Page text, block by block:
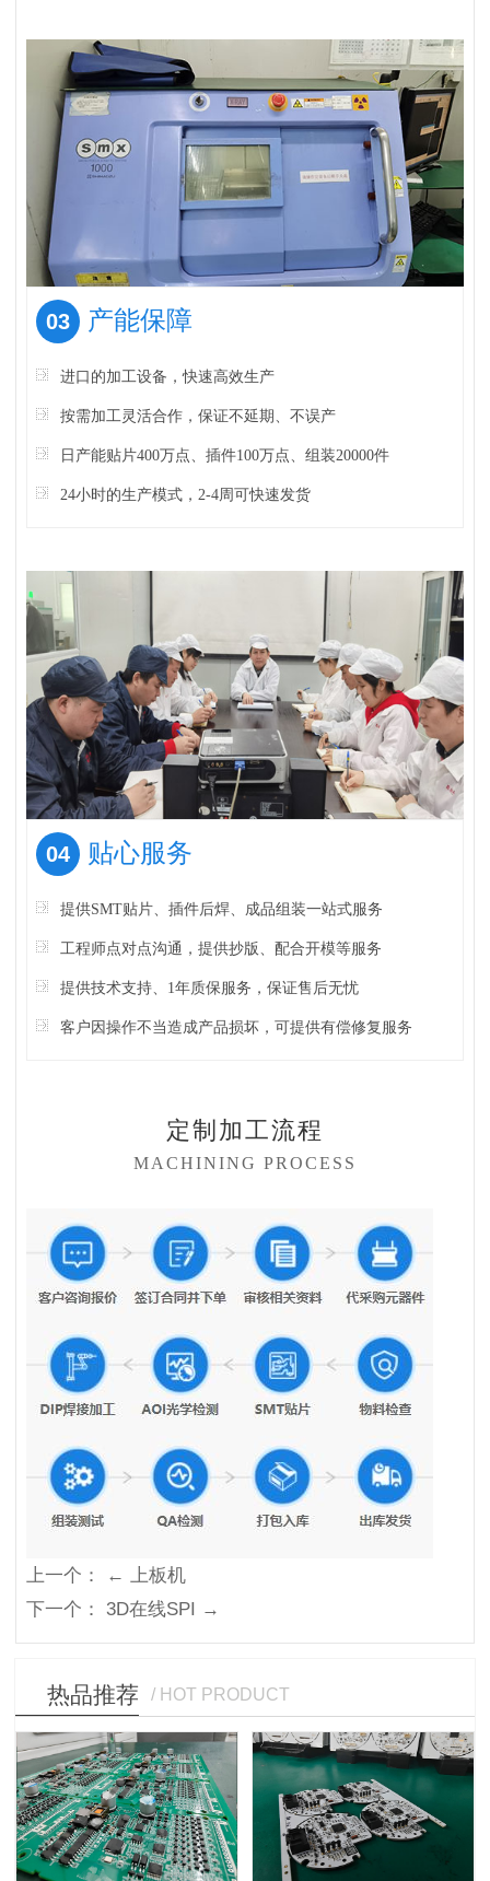
03 产能保障
进口的加工设备，快速高效生产
按需加工灵活合作，保证不延期、不误产
日产能贴片400万点、插件100万点、组装20000件
24小时的生产模式，2-4周可快速发货
04 贴心服务
提供SMT贴片、插件后焊、成品组装一站式服务
工程师点对点沟通，提供抄版、配合开模等服务
提供技术支持、1年质保服务，保证售后无忧
客户因操作不当造成产品损坏，可提供有偿修复服务
定制加工流程
MACHINING PROCESS
上一个：
← 上板机
下一个：
3D在线SPI →
热品推荐 / HOT PRODUCT